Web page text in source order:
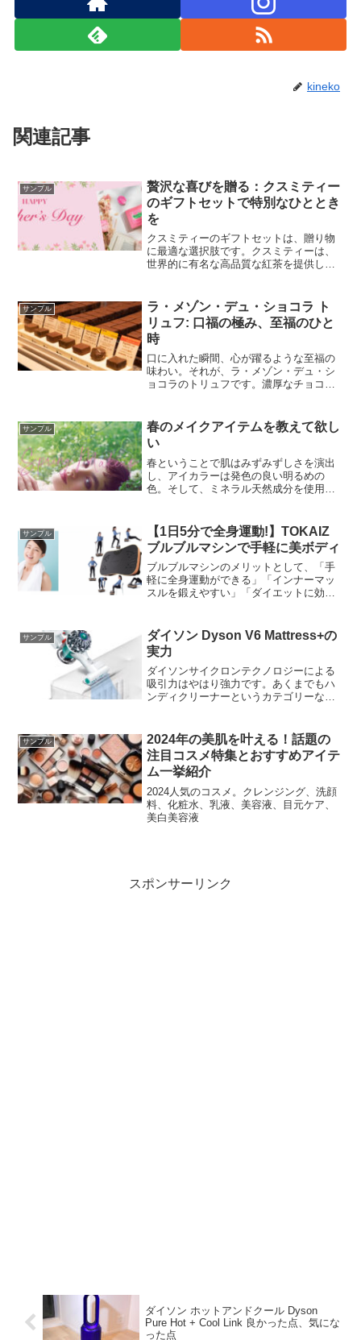
kineko
関連記事
サンプル
贅沢な喜びを贈る：クスミティー
のギフトセットで特別なひととき
を
クスミティーのギフトセットは、贈り物
に最適な選択肢です。クスミティーは、
世界的に有名な高品質な紅茶を提供して
と間違いありません。
サンプル
ラ・メゾン・デュ・ショコラ ト
リュフ: 口福の極み、至福のひと
時
口に入れた瞬間、心が躍るような至福の
味わい。それが、ラ・メゾン・デュ・シ
ョコラのトリュフです。濃厚なチョコレ
リュフの虜になった人々が後を絶たない
のも納得です。今回は、そんなラ・メゾ
ン・デュ・ショコラのトリュフについ
て、詳しくご紹介します。
サンプル
春のメイクアイテムを教えて欲し
い
春ということで肌はみずみずしさを演出
し、アイカラーは発色の良い明るめの
色。そして、ミネラル天然成分を使用し
つもと違った自分を表現してみたい」そ
んな気持ちにさせるようなコレクション
だと思います。
サンプル
【1日5分で全身運動!】TOKAIZ
ブルブルマシンで手軽に美ボディ
ブルブルマシンのメリットとして、「手
軽に全身運動ができる」「インナーマッ
スルを鍛えやすい」「ダイエットに効果
静音なので自宅でも気軽に使うことがで
きます。
サンプル
ダイソン Dyson V6 Mattress+の
実力
ダイソンサイクロンテクノロジーによる
吸引力はやはり強力です。あくまでもハ
ンディクリーナーというカテゴリーなの
改善されているそうです。
サンプル
2024年の美肌を叶える！話題の
注目コスメ特集とおすすめアイテ
ム一挙紹介
2024人気のコスメ。クレンジング、洗顔
料、化粧水、乳液、美容液、目元ケア、
美白美容液
スポンサーリンク
ダイソン ホットアンドクール Dyson
Pure Hot + Cool Link 良かった点、気にな
った点